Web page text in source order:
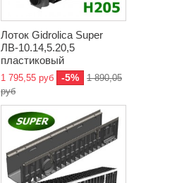
Лоток Gidrolica Super
ЛВ-10.14,5.20,5
пластиковый
1 795,55 руб -5%
1 890,05
руб